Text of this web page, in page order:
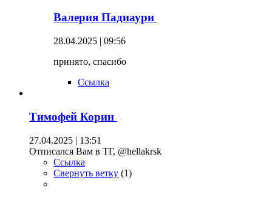
Валерия Падиаури
28.04.2025 | 09:56
принято, спасибо
Ссылка
Тимофей Корин
27.04.2025 | 13:51
Отписался Вам в ТГ, @hellakrsk
Ссылка
Свернуть ветку (1)